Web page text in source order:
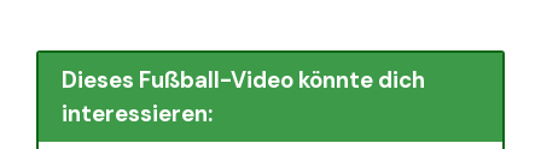
Dieses Fußball-Video könnte dich
interessieren: